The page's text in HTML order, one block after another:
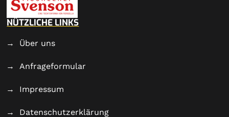
NÜTZLICHE LINKS
Über uns
Anfrageformular
Impressum
Datenschutzerklärung